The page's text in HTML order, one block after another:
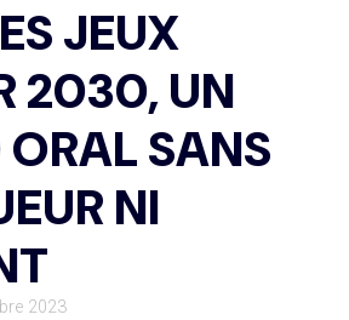
JEUX
2030, UN
SANS
NI
2023